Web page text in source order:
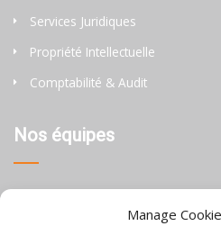
Manage
Services Juridiques
Propriété Intellectuelle
Comptabilité & Audit
Nos équipes